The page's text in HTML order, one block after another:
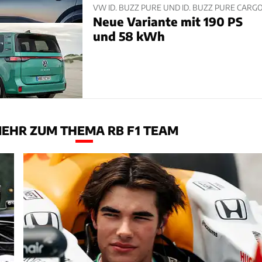
VW ID. BUZZ PURE UND ID. BUZZ PURE
Neue Variante mit 190 PS
und 58 kWh
ZUM THEMA RB F1 TEAM